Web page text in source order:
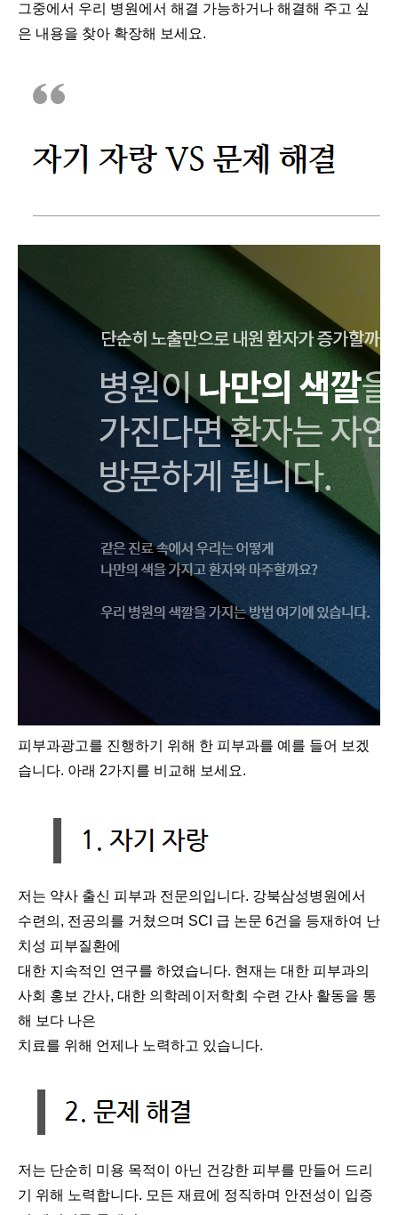
그중에서 우리 병원에서 해결 가능하거나 해결해 주고 싶
은 내용을 찾아 확장해 보세요.
피부과광고를 진행하기 위해 한 피부과를 예를 들어 보겠
습니다. 아래 2가지를 비교해 보세요.
저는 약사 출신 피부과 전문의입니다. 강북삼성병원에서
수련의, 전공의를 거쳤으며 SCI 급 논문 6건을 등재하여 난
치성 피부질환에
대한 지속적인 연구를 하였습니다. 현재는 대한 피부과의
사회 홍보 간사, 대한 의학레이저학회 수련 간사 활동을 통
해 보다 나은
치료를 위해 언제나 노력하고 있습니다.
저는 단순히 미용 목적이 아닌 건강한 피부를 만들어 드리
기 위해 노력합니다. 모든 재료에 정직하며 안전성이 입증